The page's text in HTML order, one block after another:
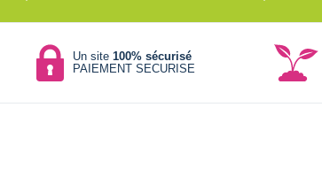
Un site 100% sécurisé
PAIEMENT SECURISE